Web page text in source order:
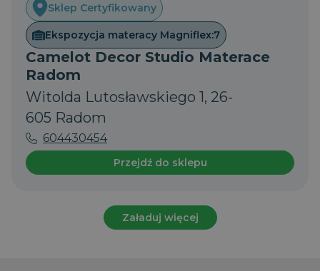
Sklep Certyfikowany
Ekspozycja materacy Magniflex:7
Camelot Decor Studio Materace
Radom
Witolda Lutosławskiego 1, 26-
605 Radom
604430454
Przejdź do sklepu
Załaduj więcej